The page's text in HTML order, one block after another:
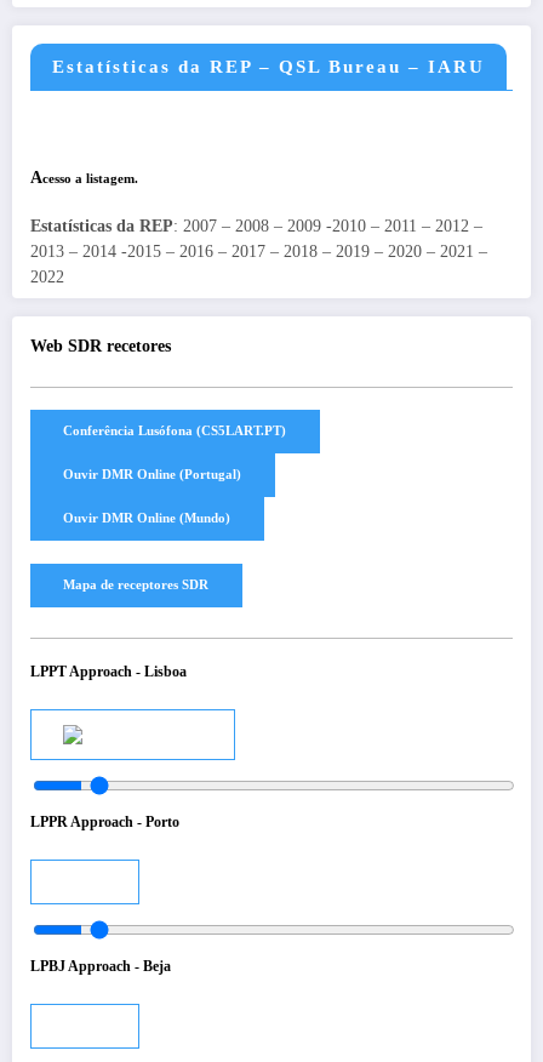
Estatísticas da REP – QSL Bureau – IARU
Acesso a listagem.
Estatísticas da REP: 2007 – 2008 – 2009 -2010 – 2011 – 2012 –
2013 – 2014 -2015 – 2016 – 2017 – 2018 – 2019 – 2020 – 2021 –
2022
Web SDR recetores
LPPT Approach - Lisboa
LPPR Approach - Porto
LPBJ Approach - Beja